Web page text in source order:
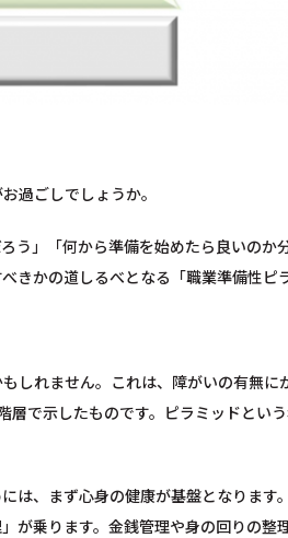
過ごしでしょうか。
う」「何から準備を始めたら良いのか
かの道しるべとなる「職業準備性ピ
しれません。これは、障がいの有無
で示したものです。ピラミッドとい
は、まず心身の健康が基盤となりま
乗ります。金銭管理や身の回りの整